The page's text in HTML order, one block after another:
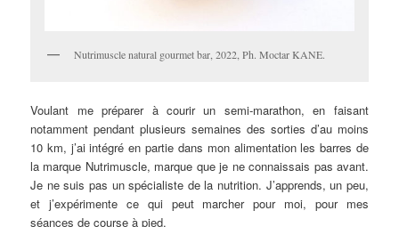
Nutrimuscle natural gourmet bar, 2022, Ph. Moctar KANE.
Voulant me préparer à courir un semi-marathon, en faisant
notamment pendant plusieurs semaines des sorties d’au moins
10 km, j’ai intégré en partie dans mon alimentation les barres de
la marque Nutrimuscle, marque que je ne connaissais pas avant.
Je ne suis pas un spécialiste de la nutrition. J’apprends, un peu,
et j’expérimente ce qui peut marcher pour moi, pour mes
séances de course à pied.